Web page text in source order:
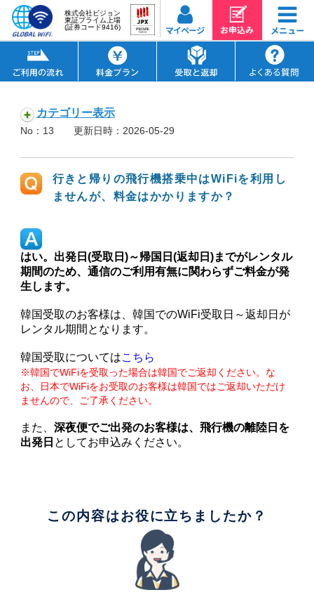
株式会社ビジョン
東証プライム上場
(証券コード9416)
カテゴリー表示
No：13 更新日時：2026-05-29
行きと帰りの飛行機搭乗中はWiFiを利用し
ませんが、料金はかかりますか？
はい。出発日(受取日)～帰国日(返却日)までがレンタル
期間のため、通信のご利用有無に関わらずご料金が発
生します。
韓国受取のお客様は、韓国でのWiFi受取日～返却日が
レンタル期間となります。
韓国受取についてはこちら
※韓国でWiFiを受取った場合は韓国でご返却ください。な
お、日本でWiFiをお受取のお客様は韓国ではご返却いただけ
ませんので、ご了承ください。
また、 深夜便でご出発のお客様は、飛行機の離陸日を
出発日 としてお申込みください。
この内容はお役に立ちましたか？